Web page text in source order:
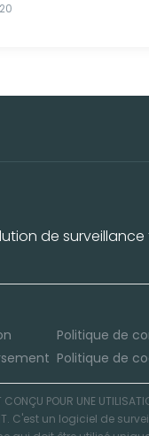
de
Politique de
Politique de
CONÇU POUR UNE
C'est un logiciel de